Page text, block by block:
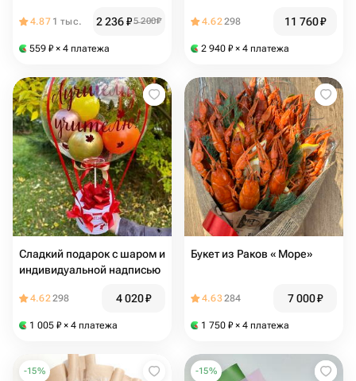
4.87 1 тыс. 2 236₽5 200₽
559 ₽ × 4 платежа
4.62298 11 760₽
2 940 ₽ × 4 платежа
Сладкий подарок с шаром и
индивидуальной надписью
4.62298 4 020₽
1 005 ₽ × 4 платежа
Букет из Раков « Море»
4.63284 7 000₽
1 750 ₽ × 4 платежа
-15% -15%